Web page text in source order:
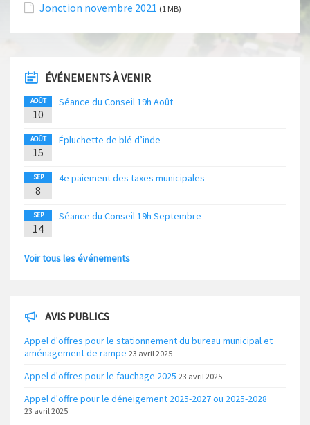
Jonction novembre 2021 (1 MB)
ÉVÉNEMENTS À VENIR
AOÛT
10
Séance du Conseil 19h Août
AOÛT
15
Épluchette de blé d’inde
SEP
8
4e paiement des taxes municipales
SEP
14
Séance du Conseil 19h Septembre
Voir tous les événements
AVIS PUBLICS
Appel d'offres pour le stationnement du bureau municipal et
aménagement de rampe 23 avril 2025
Appel d'offres pour le fauchage 2025 23 avril 2025
Appel d'offre pour le déneigement 2025-2027 ou 2025-2028
23 avril 2025